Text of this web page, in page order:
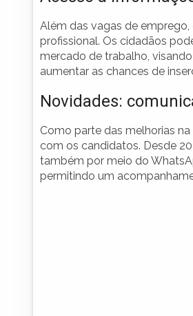
Além das vagas de
profissional. Os cidadãos
mercado de trabalho,
aumentar as chances de
Novidades:
Como parte das melhorias
com os candidatos. Desde
também por meio do
permitindo um